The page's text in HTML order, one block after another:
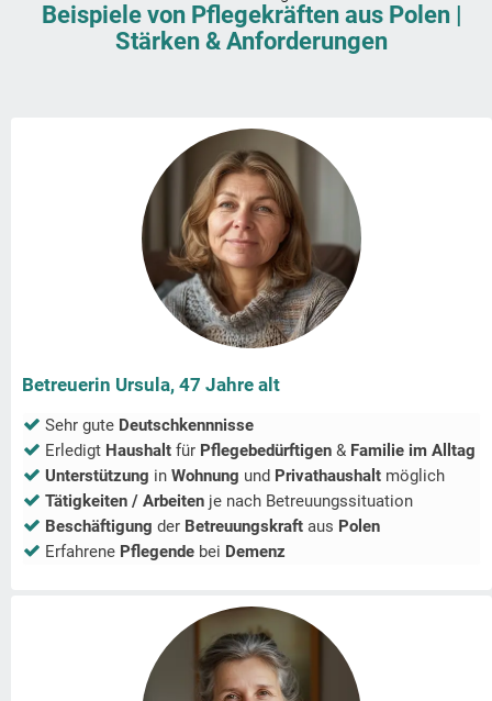
Beispiele von Pflegekräften aus Polen |
Stärken & Anforderungen
Betreuerin Ursula, 47 Jahre alt
Sehr gute Deutschkennnisse
Erledigt Haushalt für Pflegebedürftigen & Familie im Alltag
Unterstützung in Wohnung und Privathaushalt möglich
Tätigkeiten / Arbeiten je nach Betreuungssituation
Beschäftigung der Betreuungskraft aus Polen
Erfahrene Pflegende bei Demenz